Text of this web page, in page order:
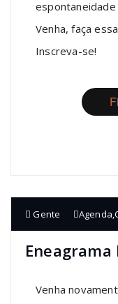
espontaneidade
Venha, faça
Inscreva-se!
Gente Agenda ,
Eneagrama
Venha